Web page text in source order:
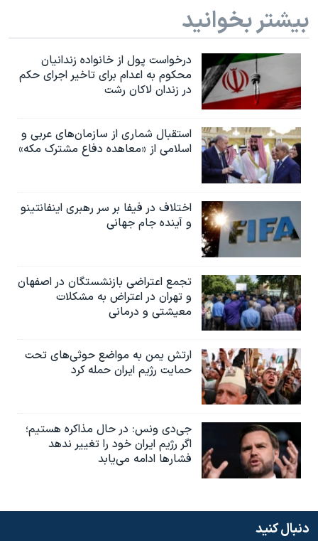
بیشتر بخوانید
درخواست پول از خانواده زندانیان
محکوم به‌ اعدام برای تاخیر اجرای حکم
در زندان لاکان رشت
استقبال شماری از سازمان‌های عربی و
اسلامی از «معاهده دفاع مشترک مکه»
اختلاف در فیفا بر سر رهبری اینفانتینو
و آینده جام جهانی
تجمع اعتراضی بازنشستگان در اصفهان
و تهران در اعتراض به مشکلات
معیشتی و درمانی
ارتش یمن به مواضع حوثی‌های تحت
حمایت رژیم ایران حمله کرد
جی‌دی ونس: در حال مذاکره هستیم؛
اگر رژیم ایران خود را تغییر ندهد
فشارها ادامه می‌یابد
دنبال کنید